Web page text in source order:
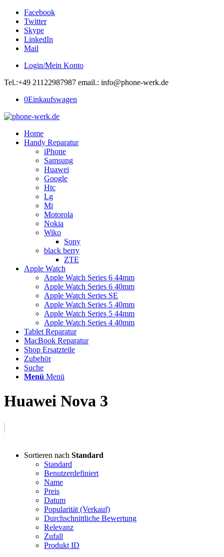
Facebook
Twitter
Skype
LinkedIn
Mail
Login/Mein Konto
Tel.:+49 21122987987 email.: info@phone-werk.de
0Einkaufswagen
Home
Handy Reparatur
iPhone
Samsung
Huawei
Google
Htc
Lg
Mi
Motorola
Nokia
Wiko
Sony
black berry
ZTE
Apple Watch
Apple Watch Series 6 44mm
Apple Watch Series 6 40mm
Apple Watch Series SE
Apple Watch Series 5 40mm
Apple Watch Series 5 44mm
Apple Watch Series 4 40mm
Tablet Reparatur
MacBook Reparatur
Shop Ersatzteile
Zubehör
Suche
Menü Menü
Huawei Nova 3
Sortieren nach Standard
Standard
Benutzerdefiniert
Name
Preis
Datum
Popularität (Verkauf)
Durchschnittliche Bewertung
Relevanz
Zufall
Produkt ID